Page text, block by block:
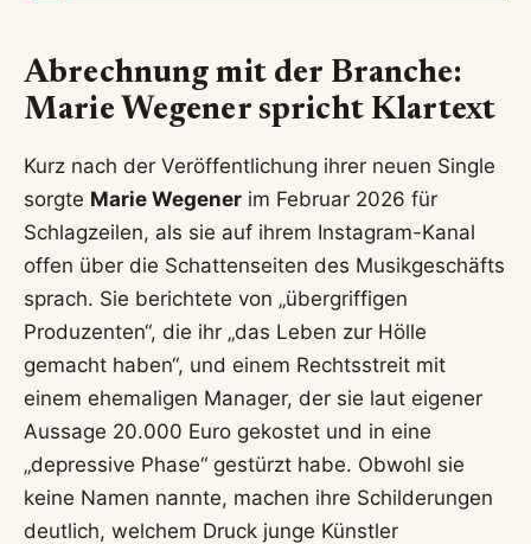
Abrechnung mit der Branche:
Marie Wegener spricht Klartext
Kurz nach der Veröffentlichung ihrer neuen Single
sorgte Marie Wegener im Februar 2026 für
Schlagzeilen, als sie auf ihrem Instagram-Kanal
offen über die Schattenseiten des Musikgeschäfts
sprach. Sie berichtete von „übergriffigen
Produzenten“, die ihr „das Leben zur Hölle
gemacht haben“, und einem Rechtsstreit mit
einem ehemaligen Manager, der sie laut eigener
Aussage 20.000 Euro gekostet und in eine
„depressive Phase“ gestürzt habe. Obwohl sie
keine Namen nannte, machen ihre Schilderungen
deutlich, welchem Druck junge Künstler